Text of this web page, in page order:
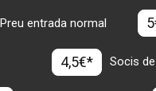
Preu entrada normal
4,5€* Socis